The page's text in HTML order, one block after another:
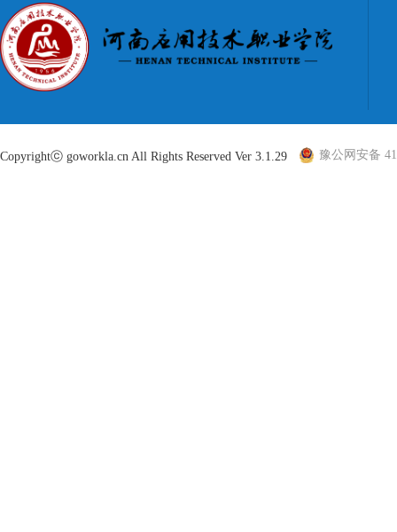
Copyrightⓒ goworkla.cn All Rights Reserved Ver 3.1.29 豫公网安备